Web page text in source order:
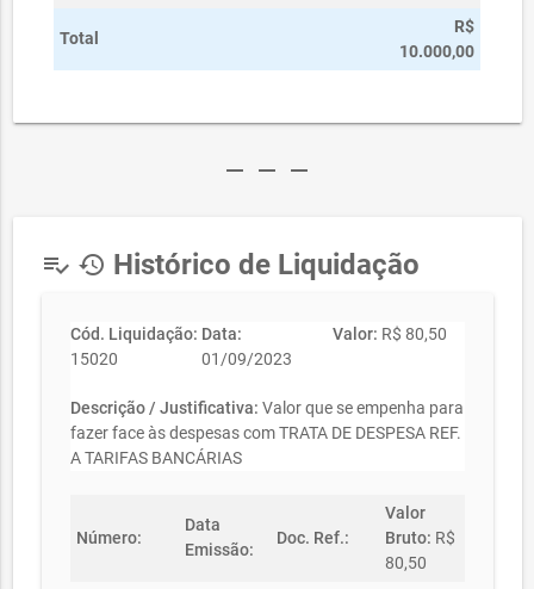
Total
R$
10.000,00
remove remove remove
playlist_add_check history Histórico de Liquidação
Cód. Liquidação:
15020
Data:
01/09/2023
Valor: R$ 80,50
Descrição / Justificativa: Valor que se empenha para
fazer face às despesas com TRATA DE DESPESA REF.
A TARIFAS BANCÁRIAS
Número:
Data
Emissão:
Doc. Ref.:
Valor
Bruto: R$
80,50